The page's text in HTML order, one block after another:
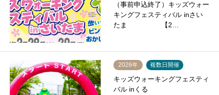
（事前申込終了）キッズウォー
キングフェスティバル inさい
たま 【2…
2026年 複数日開催
キッズウォーキングフェスティ
バル inくる